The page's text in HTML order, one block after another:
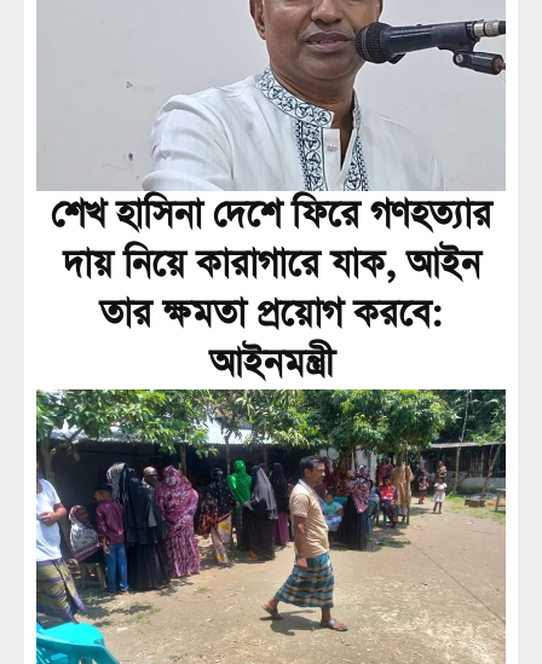
শেখ হাসিনা দেশে ফিরে গণহত্যার
দায় নিয়ে কারাগারে যাক, আইন
তার ক্ষমতা প্রয়োগ করবে:
আইনমন্ত্রী